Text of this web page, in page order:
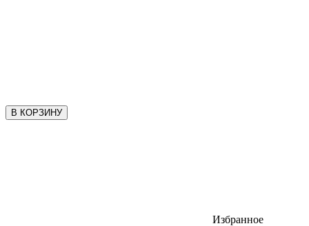
В КОРЗИНУ
Избранное